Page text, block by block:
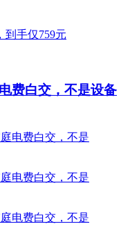
费白交，不是设备